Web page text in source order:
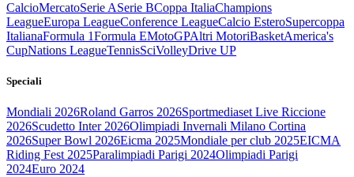
CalcioMercatoSerie ASerie BCoppa ItaliaChampions
LeagueEuropa LeagueConference LeagueCalcio EsteroSupercoppa
ItalianaFormula 1Formula EMotoGPAltri MotoriBasketAmerica's
CupNations LeagueTennisSciVolleyDrive UP
Speciali
Mondiali 2026Roland Garros 2026Sportmediaset Live Riccione
2026Scudetto Inter 2026Olimpiadi Invernali Milano Cortina
2026Super Bowl 2026Eicma 2025Mondiale per club 2025EICMA
Riding Fest 2025Paralimpiadi Parigi 2024Olimpiadi Parigi
2024Euro 2024